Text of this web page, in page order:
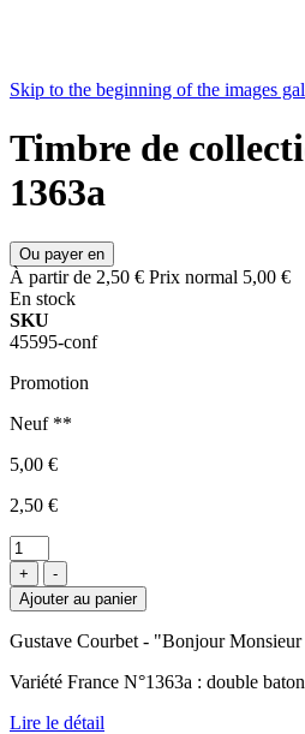
Skip to the beginning of the images
Timbre de
1363a
Ou payer en
À partir de 2,50 € Prix normal 5,00 €
En stock
SKU
45595-conf
Promotion
Neuf **
5,00 €
2,50 €
+
-
Ajouter au panier
Gustave Courbet - "Bonjour
Variété France N°1363a : double baton
Lire le détail